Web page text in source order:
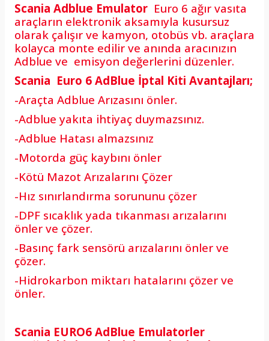
Scania Adblue Emulator Euro 6 ağır vasıta
araçların elektronik aksamıyla kusursuz
olarak çalışır ve kamyon, otobüs vb. araçlara
kolayca monte edilir ve anında aracınızın
Adblue ve emisyon değerlerini düzenler.
Scania Euro 6 AdBlue İptal Kiti Avantajları;
-Araçta Adblue Arızasını önler.
-Adblue yakıta ihtiyaç duymazsınız.
-Adblue Hatası almazsınız
-Motorda güç kaybını önler
-Kötü Mazot Arızalarını Çözer
-Hız sınırlandırma sorununu çözer
-DPF sıcaklık yada tıkanması arızalarını
önler ve çözer.
-Basınç fark sensörü arızalarını önler ve
çözer.
-Hidrokarbon miktarı hatalarını çözer ve
önler.
Scania EURO6 AdBlue Emulatorler